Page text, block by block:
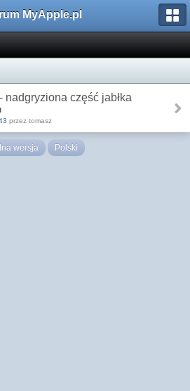
MyApple.pl
nadgryziona część jabłka
przez tomasz
wersja Polski